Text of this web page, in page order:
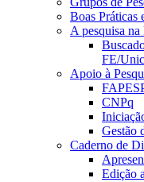
Boas Práticas
A pesquisa na
FE/
Apoio à
CNPq
Gestão
Caderno de
Edição